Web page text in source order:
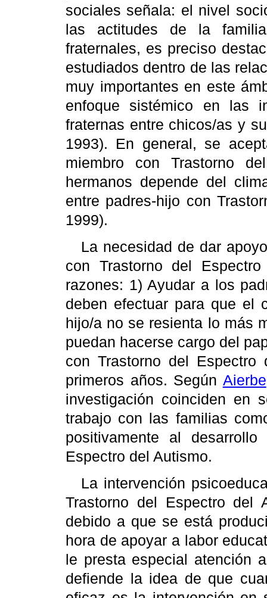
sociales señala: el nivel
las actitudes de la
fraternales, es preciso
estudiados dentro de las
muy importantes en este
enfoque sistémico en las
fraternas entre chicos/as y
1993). En general, se
miembro con Trastorno
hermanos depende del
entre padres-hijo con
1999).
La necesidad de dar
con Trastorno del
razones: 1) Ayudar a los
deben efectuar para que el
hijo/a no se resienta lo más
puedan hacerse cargo del
con Trastorno del
primeros años. Según Aierbe
investigación coinciden en
trabajo con las familias
positivamente al
Espectro del Autismo.
La intervención
Trastorno del Espectro del
debido a que se está
hora de apoyar a labor
le presta especial atención
defiende la idea de que